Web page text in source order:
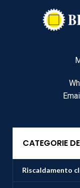
CATEGORIE
Riscaldamento